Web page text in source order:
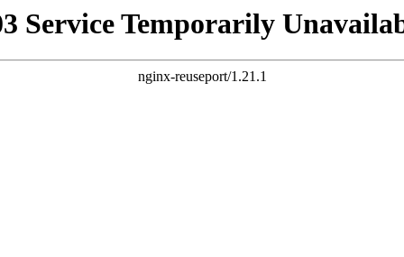
Service Temporarily
nginx-reuseport/1.21.1